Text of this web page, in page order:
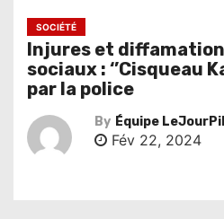
SOCIÉTÉ
Injures et
sociaux : ‘’Cisqueau
par la police
By Équipe
Fév 22, 2024